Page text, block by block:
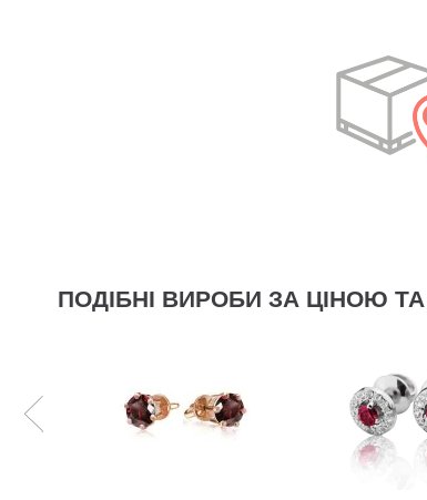
ПОДІБНІ ВИРОБИ ЗА ЦІНОЮ